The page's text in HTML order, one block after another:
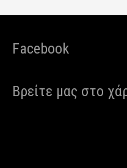
Facebook
Βρείτε μας στο